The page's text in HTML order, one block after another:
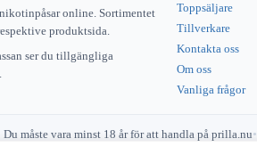
online. Sortimentet
produktsida.
ser du tillgängliga
Toppsäljare
Tillverkare
Kontakta oss
Om oss
Vanliga frågor
Du måste vara minst 18 år för att handla på prilla.nu•